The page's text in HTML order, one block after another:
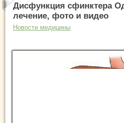
Дисфункция сфинктера
лечение, фото и видео
Новости медицины